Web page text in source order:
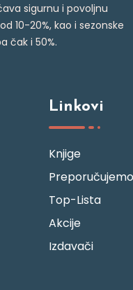
sigurnu i povoljnu
10-20%, kao i sezonske
čak i 50%.
Linkovi
Knjige
Preporučujemo
Top-Lista
Akcije
Izdavači